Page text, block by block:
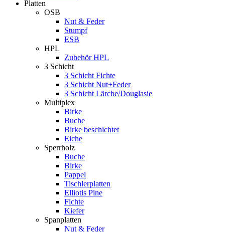
Platten
OSB
Nut & Feder
Stumpf
ESB
HPL
Zubehör HPL
3 Schicht
3 Schicht Fichte
3 Schicht Nut+Feder
3 Schicht Lärche/Douglasie
Multiplex
Birke
Buche
Birke beschichtet
Eiche
Sperrholz
Buche
Birke
Pappel
Tischlerplatten
Elliotis Pine
Fichte
Kiefer
Spanplatten
Nut & Feder